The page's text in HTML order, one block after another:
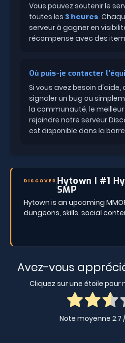
Vous pouvez soutenir le
toutes les 3 heures.
serveur à gagner en
récompense avec des
Où puis-je contacter
Si vous avez besoin
signaler un bug ou
la communauté, le
rejoindre notre serveur
est disponible dans la
DISCOVER Hytown | #1
SMP
Hytown is an upcoming
dungeons, skills, social
Avez-vous
Cliquez sur une étoile pour
Note moyenne 2.7